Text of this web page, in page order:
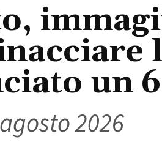
un
2026